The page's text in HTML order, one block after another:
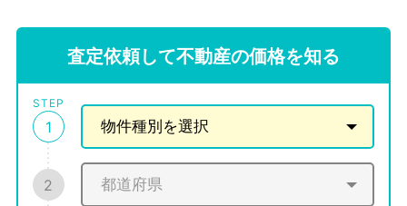
査定依頼して不動産の価格を知る
STEP
1
2